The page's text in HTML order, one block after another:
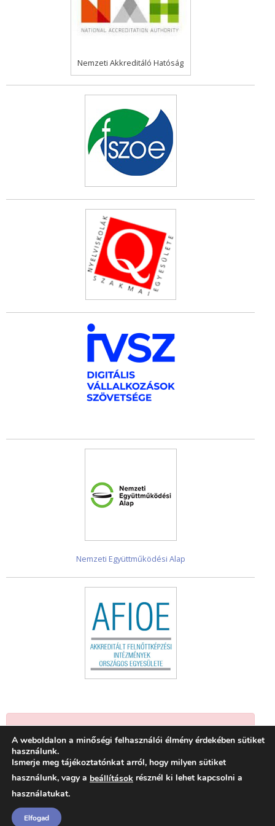
Nemzeti Akkreditáló Hatóság
Nemzeti Együttműködési Alap
Jelenleg nincsenek események.
A weboldalon a minőségi felhasználói élmény érdekében sütiket
használunk.
Ismerje meg tájékoztatónkat arról, hogy milyen sütiket
használunk, vagy a beállítások résznél ki lehet kapcsolni a
használatukat.
Elfogad